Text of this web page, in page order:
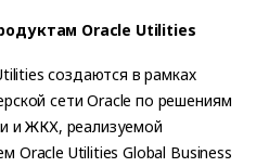
Oracle Utilities
создаются в рамках
сети Oracle по решениям
и ЖКХ, реализуемой
Oracle Utilities Global Business